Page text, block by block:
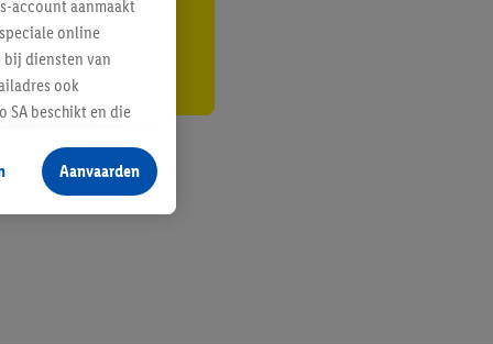
account aanmaakt
online
diensten van
ook
SA beschikt en die
producten waarin
maar het
als er met behulp
Aanvaarden